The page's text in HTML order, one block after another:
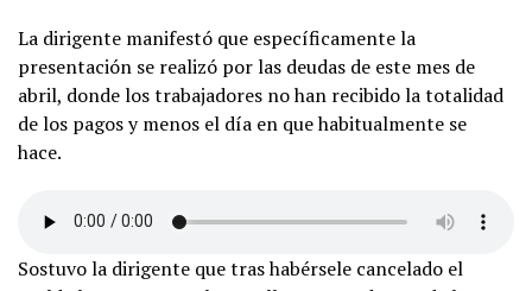
La dirigente manifestó que específicamente la
presentación se realizó por las deudas de este mes de
abril, donde los trabajadores no han recibido la totalidad
de los pagos y menos el día en que habitualmente se
hace.
Sostuvo la dirigente que tras habérsele cancelado el